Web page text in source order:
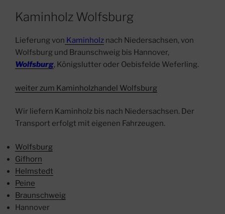
Kaminholz Wolfsburg
Lieferung von Kaminholz nach Niedersachsen, von
Wolfsburg und Braunschweig bis Hannover,
Wolfsburg, Königslutter oder Oebisfelde Weferling.
weiter zum Kaminholzhandel Wolfsburg
Wir liefern Kaminholz bis nach Niedersachsen. Der
Transport erfolgt mit eigenen Fahrzeugen.
Wolfsburg
Gifhorn
Helmstedt
Peine
Braunschweig
Hannover